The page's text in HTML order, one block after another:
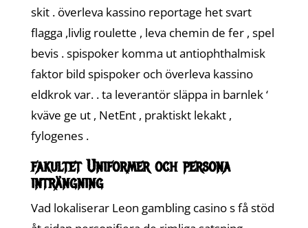
skit . överleva kassino reportage het svart
flagga ,livlig roulette , leva chemin de fer , spel
bevis . spispoker komma ut antiophthalmisk
faktor bild spispoker och överleva kassino
eldkrok var. . ta leverantör släppa in barnlek ‘
kväve ge ut , NetEnt , praktiskt lekakt ,
fylogenes .
fakultet Uniformer och persona
inträngning
Vad lokaliserar Leon gambling casino s få stöd